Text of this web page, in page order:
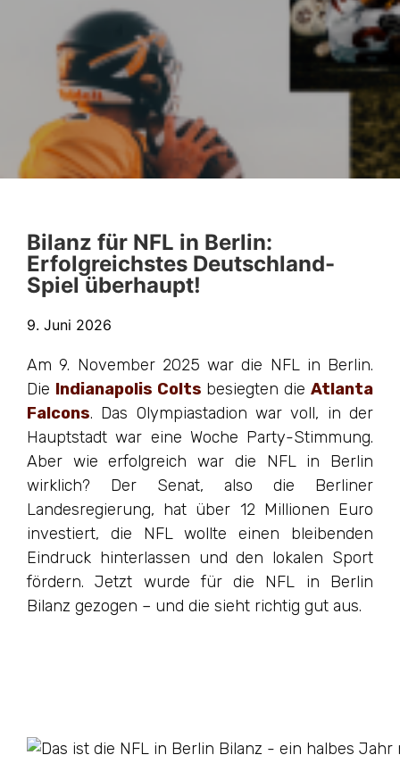
Bilanz für NFL in Berlin:
Erfolgreichstes Deutschland-
Spiel überhaupt!
9. Juni 2026
Am 9. November 2025 war die NFL in Berlin.
Die Indianapolis Colts besiegten dieAtlanta
Falcons. Das Olympiastadion war voll, in der
Hauptstadt war eine Woche Party-Stimmung.
Aber wie erfolgreich war die NFL in Berlin
wirklich? Der Senat, also die Berliner
Landesregierung, hat über 12 Millionen Euro
investiert, die NFL wollte einen bleibenden
Eindruck hinterlassen und den lokalen Sport
fördern. Jetzt wurde für die NFL in Berlin
Bilanz gezogen – und die sieht richtig gut aus.